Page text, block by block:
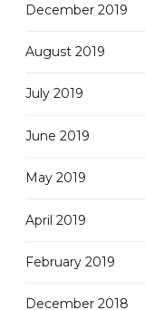
December 2019
August 2019
July 2019
June 2019
May 2019
April 2019
February 2019
December 2018